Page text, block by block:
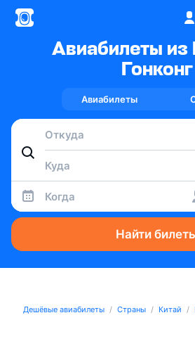
Авиабилеты из
Гонконг
Авиабилеты
Когда
Найти
Дешёвые авиабилеты Страны Китай